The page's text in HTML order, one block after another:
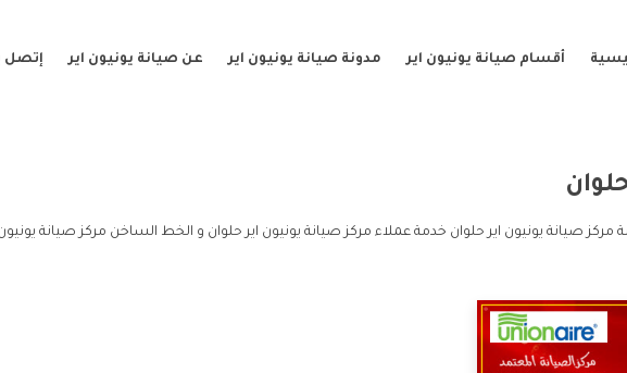
أقسام صيانة يونيون اير مدونة صيانة يونيون اير عن صيانة يونيون اير إتصل
مركز صيانة يونيون اير حلوان خدمة عملاء مركز صيانة يونيون اير حلوان و الخط الساخن مركز صيانة يونيون